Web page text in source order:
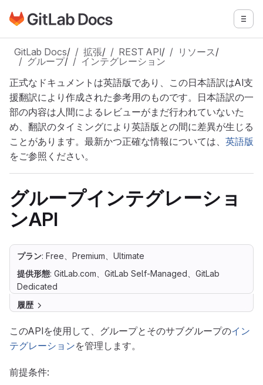
メインコンテンツにスキップ
GitLabドキュメントのホームページに移動 メニ
GitLab Docs/ 拡張/ REST API/ リソース/
グループ/
インテグレーション
正式なドキュメントは英語版であり、この日本語訳はAI支
援翻訳により作成された参考用のものです。日本語訳の一
部の内容は人間によるレビューがまだ行われていないた
め、翻訳のタイミングにより英語版との間に差異が生じる
ことがあります。最新かつ正確な情報については、 英語版
をご参照ください。
グループインテグレーショ
ンAPI
プラン: Free、Premium、Ultimate
提供形態: GitLab.com、GitLab Self-Managed、GitLab
Dedicated
履歴
このAPIを使用して、グループとそのサブグループのイン
テグレーションを管理します。
前提条件: